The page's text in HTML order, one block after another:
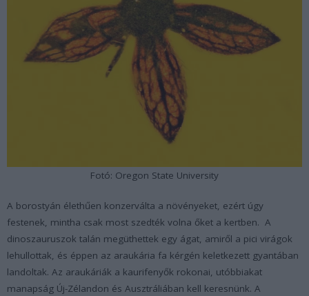
Fotó: Oregon State University
A borostyán élethűen konzerválta a növényeket, ezért úgy
festenek, mintha csak most szedték volna őket a kertben. A
dinoszauruszok talán megüthettek egy ágat, amiről a pici virágok
lehullottak, és éppen az araukária fa kérgén keletkezett gyantában
landoltak. Az araukáriák a kaurifenyők rokonai, utóbbiakat
manapság Új-Zélandon és Ausztráliában kell keresnünk. A